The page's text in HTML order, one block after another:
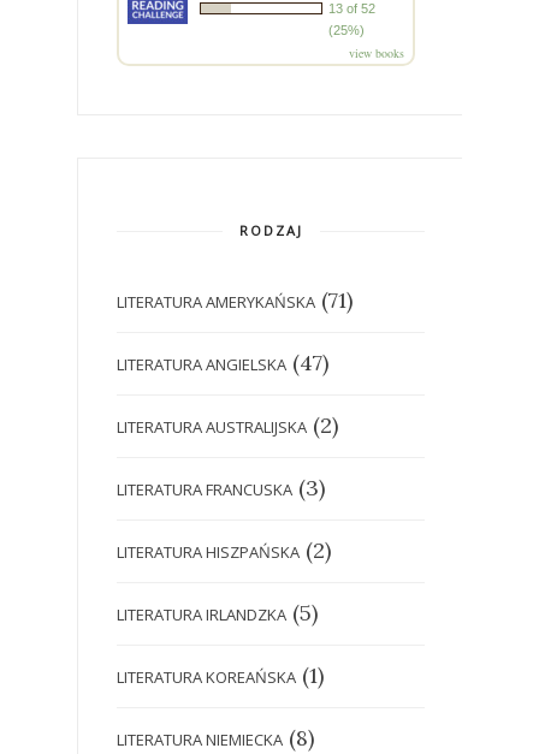
13 of 52
(25%)
view books
RODZAJ
LITERATURA AMERYKAŃSKA (71)
LITERATURA ANGIELSKA (47)
LITERATURA AUSTRALIJSKA (2)
LITERATURA FRANCUSKA (3)
LITERATURA HISZPAŃSKA (2)
LITERATURA IRLANDZKA (5)
LITERATURA KOREAŃSKA (1)
LITERATURA NIEMIECKA (8)